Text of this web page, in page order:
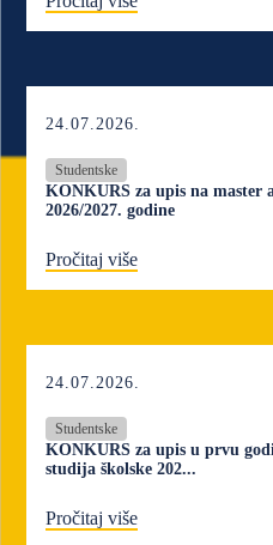
24.07.2026.
Studentske
KONKURS za upis na master
2026/2027. godine
Pročitaj više
24.07.2026.
Studentske
KONKURS za upis u prvu
studija školske 202...
Pročitaj više